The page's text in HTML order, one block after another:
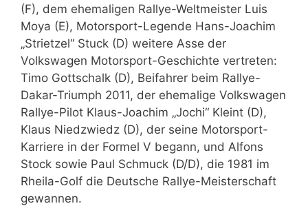
(F), dem ehemaligen Rallye-Weltmeister Luis
Moya (E), Motorsport-Legende Hans-Joachim
„Strietzel“ Stuck (D) weitere Asse der
Volkswagen Motorsport-Geschichte vertreten:
Timo Gottschalk (D), Beifahrer beim Rallye-
Dakar-Triumph 2011, der ehemalige Volkswagen
Rallye-Pilot Klaus-Joachim „Jochi“ Kleint (D),
Klaus Niedzwiedz (D), der seine Motorsport-
Karriere in der Formel V begann, und Alfons
Stock sowie Paul Schmuck (D/D), die 1981 im
Rheila-Golf die Deutsche Rallye-Meisterschaft
gewannen.